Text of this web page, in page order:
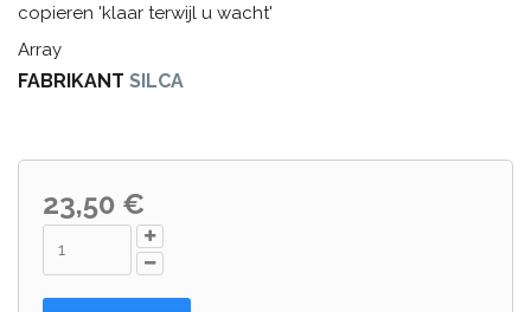
copieren 'klaar terwijl u wacht'
Array
FABRIKANT SILCA
23,50 €